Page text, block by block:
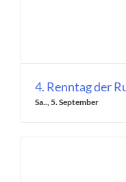
4. Renntag der
Sa.., 5. September